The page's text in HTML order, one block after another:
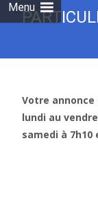
Menu
Votre
lundi au
samedi à 7h10